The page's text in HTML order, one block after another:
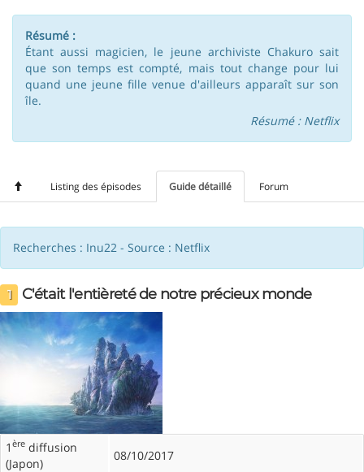
Résumé :
Étant aussi magicien, le jeune archiviste Chakuro sait
que son temps est compté, mais tout change pour lui
quand une jeune fille venue d'ailleurs apparaît sur son
île.
Résumé : Netflix
Listing des épisodes Guide détaillé Forum
Recherches : Inu22 - Source : Netflix
1 C'était l'entièreté de notre précieux monde
1 ère diffusion
(Japon)
08/10/2017